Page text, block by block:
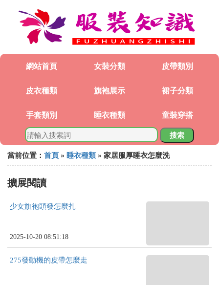
網站首頁 女裝分類 皮帶類別
皮衣種類 旗袍展示 裙子分類
手套類別 睡衣種類 童裝穿搭
搜索
當前位置： 首頁 » 睡衣種類 » 家居服厚睡衣怎麼洗
擴展閱讀
少女旗袍頭發怎麼扎
2025-10-20 08:51:18
275發動機的皮帶怎麼走